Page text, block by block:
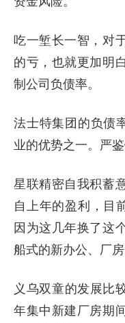
吃一堑长一智，对
的亏，也就更加明
制公司负债率。
法士特集团的负债
业的优势之一。严鉴
星联精密自我积蓄
自上年的盈利，目
因为这几年换了这
船式的新办公、厂房
义乌双童的发展比
年集中新建厂房期